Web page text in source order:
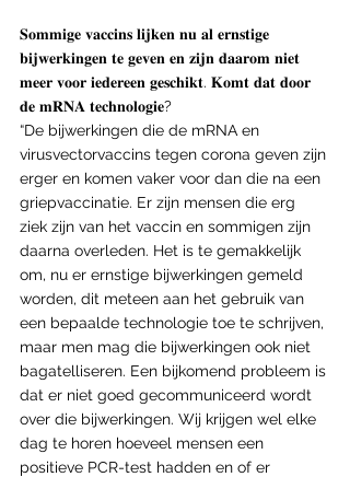
𝐒𝐨𝐦𝐦𝐢𝐠𝐞 𝐯𝐚𝐜𝐜𝐢𝐧𝐬 𝐥𝐢𝐣𝐤𝐞𝐧 𝐧𝐮 𝐚𝐥 𝐞𝐫𝐧𝐬𝐭𝐢𝐠𝐞
𝐛𝐢𝐣𝐰𝐞𝐫𝐤𝐢𝐧𝐠𝐞𝐧 𝐭𝐞 𝐠𝐞𝐯𝐞𝐧 𝐞𝐧 𝐳𝐢𝐣𝐧 𝐝𝐚𝐚𝐫𝐨𝐦 𝐧𝐢𝐞𝐭
𝐦𝐞𝐞𝐫 𝐯𝐨𝐨𝐫 𝐢𝐞𝐝𝐞𝐫𝐞𝐞𝐧 𝐠𝐞𝐬𝐜𝐡𝐢𝐤𝐭. 𝐊𝐨𝐦𝐭 𝐝𝐚𝐭 𝐝𝐨𝐨𝐫
𝐝𝐞 𝐦𝐑𝐍𝐀 𝐭𝐞𝐜𝐡𝐧𝐨𝐥𝐨𝐠𝐢𝐞?
“De bijwerkingen die de mRNA en
virusvectorvaccins tegen corona geven zijn
erger en komen vaker voor dan die na een
griepvaccinatie. Er zijn mensen die erg
ziek zijn van het vaccin en sommigen zijn
daarna overleden. Het is te gemakkelijk
om, nu er ernstige bijwerkingen gemeld
worden, dit meteen aan het gebruik van
een bepaalde technologie toe te schrijven,
maar men mag die bijwerkingen ook niet
bagatelliseren. Een bijkomend probleem is
dat er niet goed gecommuniceerd wordt
over die bijwerkingen. Wij krijgen wel elke
dag te horen hoeveel mensen een
positieve PCR-test hadden en of er